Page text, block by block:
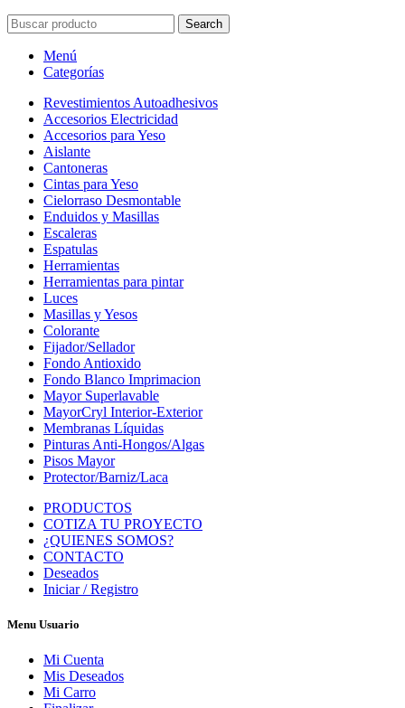
Search
Menú
Categorías
Revestimientos Autoadhesivos
Accesorios Electricidad
Accesorios para Yeso
Aislante
Cantoneras
Cintas para Yeso
Cielorraso Desmontable
Enduidos y Masillas
Escaleras
Espatulas
Herramientas
Herramientas para pintar
Luces
Masillas y Yesos
Colorante
Fijador/Sellador
Fondo Antioxido
Fondo Blanco Imprimacion
Mayor Superlavable
MayorCryl Interior-Exterior
Membranas Líquidas
Pinturas Anti-Hongos/Algas
Pisos Mayor
Protector/Barniz/Laca
PRODUCTOS
COTIZA TU PROYECTO
¿QUIENES SOMOS?
CONTACTO
Deseados
Iniciar / Registro
Menu Usuario
Mi Cuenta
Mis Deseados
Mi Carro